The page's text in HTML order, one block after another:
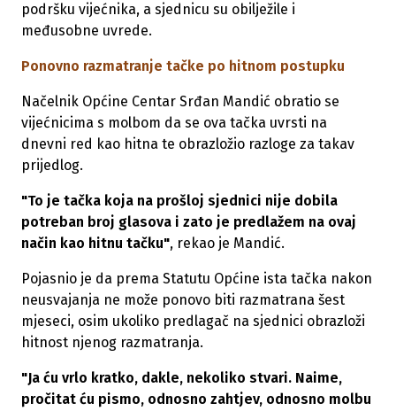
podršku vijećnika, a sjednicu su obilježile i
međusobne uvrede.
Ponovno razmatranje tačke po hitnom postupku
Načelnik Općine Centar Srđan Mandić obratio se
vijećnicima s molbom da se ova tačka uvrsti na
dnevni red kao hitna te obrazložio razloge za takav
prijedlog.
"To je tačka koja na prošloj sjednici nije dobila
potreban broj glasova i zato je predlažem na ovaj
način kao hitnu tačku", rekao je Mandić.
Pojasnio je da prema Statutu Općine ista tačka nakon
neusvajanja ne može ponovo biti razmatrana šest
mjeseci, osim ukoliko predlagač na sjednici obrazloži
hitnost njenog razmatranja.
"Ja ću vrlo kratko, dakle, nekoliko stvari. Naime,
pročitat ću pismo, odnosno zahtjev, odnosno molbu